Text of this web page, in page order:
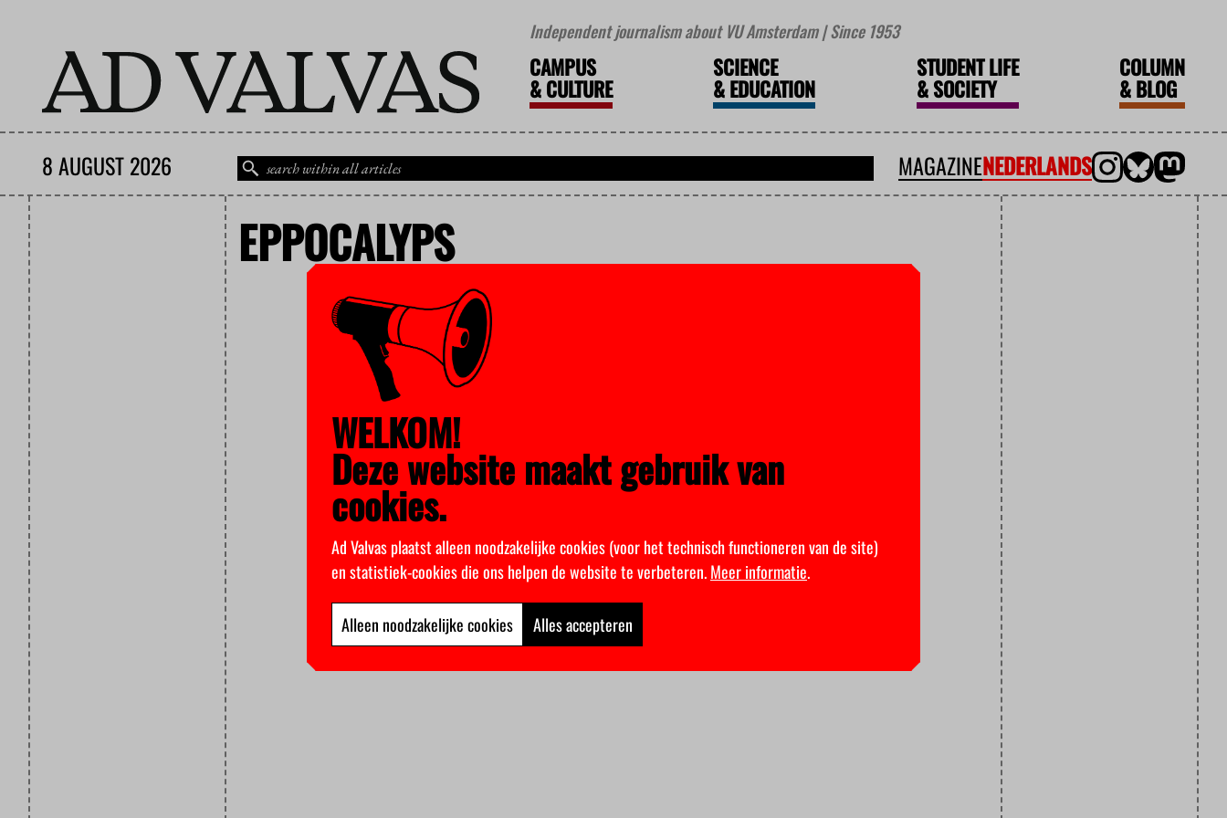
Independent journalism about VU Amsterdam | Since 1953
CAMPUS
&CULTURE
SCIENCE
&EDUCATION
STUDENT LIFE
&SOCIETY
COLUMN
&BLOG
8 AUGUST 2026 MAGAZINENEDERLANDS
EPPOCALYPS
WELKOM!
Deze website maakt gebruik van
cookies.
Ad Valvas plaatst alleen noodzakelijke cookies (voor het technisch functioneren van de site)
en statistiek-cookies die ons helpen de website te verbeteren.Meer informatie.
Alleen noodzakelijke cookies Alles accepteren